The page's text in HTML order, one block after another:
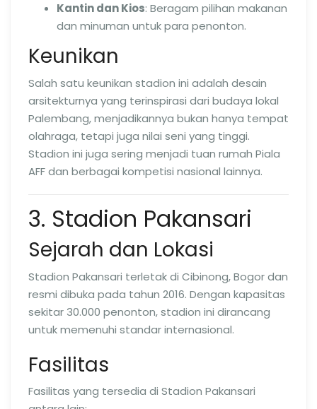
Kantin dan Kios: Beragam pilihan makanan
dan minuman untuk para penonton.
Keunikan
Salah satu keunikan stadion ini adalah desain
arsitekturnya yang terinspirasi dari budaya lokal
Palembang, menjadikannya bukan hanya tempat
olahraga, tetapi juga nilai seni yang tinggi.
Stadion ini juga sering menjadi tuan rumah Piala
AFF dan berbagai kompetisi nasional lainnya.
3. Stadion Pakansari
Sejarah dan Lokasi
Stadion Pakansari terletak di Cibinong, Bogor dan
resmi dibuka pada tahun 2016. Dengan kapasitas
sekitar 30.000 penonton, stadion ini dirancang
untuk memenuhi standar internasional.
Fasilitas
Fasilitas yang tersedia di Stadion Pakansari